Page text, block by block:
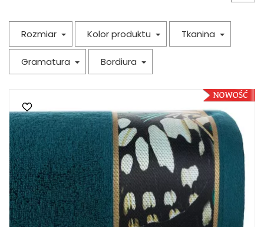
Rozmiar Kolor produktu Tkanina
Gramatura Bordiura